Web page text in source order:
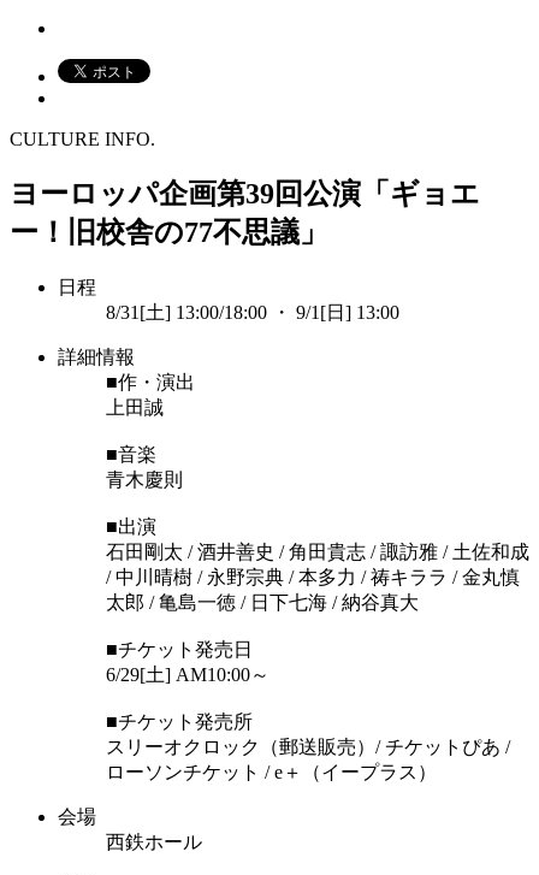
CULTURE INFO.
ヨーロッパ企画第39回公演「ギョエ
ー！旧校舎の77不思議」
日程
8/31[土] 13:00/18:00 ・ 9/1[日] 13:00
詳細情報
■作・演出
上田誠
■音楽
青木慶則
■出演
石田剛太 / 酒井善史 / 角田貴志 / 諏訪雅 / 土佐和成
/ 中川晴樹 / 永野宗典 / 本多力 / 祷キララ / 金丸慎
太郎 / 亀島一徳 / 日下七海 / 納谷真大
■チケット発売日
6/29[土] AM10:00～
■チケット発売所
スリーオクロック（郵送販売）/ チケットぴあ /
ローソンチケット / e＋（イープラス）
会場
西鉄ホール